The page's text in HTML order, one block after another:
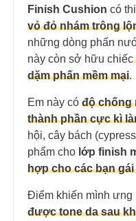
Finish Cushion có
vỏ đỏ nhám trông
những dòng phấn
này còn sở hữu chiếc
dặm phấn mềm mại.
Em này có độ chống
thành phần cực kì
hội, cây bách
phẩm cho lớp finish
hợp cho các bạn gái
Điểm khiến mình ưng
được tone da sau